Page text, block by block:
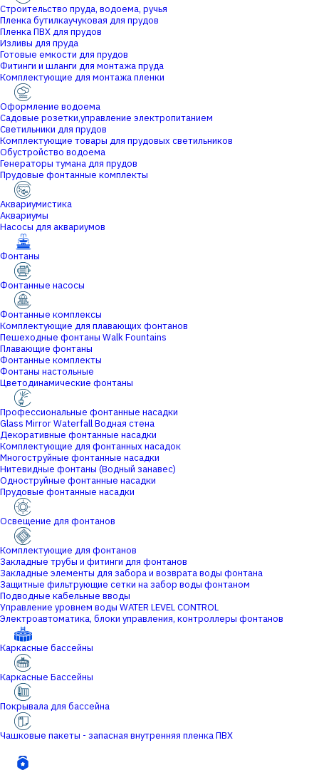
Строительство пруда, водоема, ручья
Пленка бутилкаучуковая для прудов
Пленка ПВХ для прудов
Изливы для пруда
Готовые емкости для прудов
Фитинги и шланги для монтажа пруда
Комплектующие для монтажа пленки
Оформление водоема
Садовые розетки,управление электропитанием
Светильники для прудов
Комплектующие товары для прудовых светильников
Обустройство водоема
Генераторы тумана для прудов
Прудовые фонтанные комплекты
Аквариумистика
Аквариумы
Насосы для аквариумов
Фонтаны
Фонтанные насосы
Фонтанные комплексы
Комплектующие для плавающих фонтанов
Пешеходные фонтаны Walk Fountains
Плавающие фонтаны
Фонтанные комплекты
Фонтаны настольные
Цветодинамические фонтаны
Профессиональные фонтанные насадки
Glass Mirror Waterfall Водная стена
Декоративные фонтанные насадки
Комплектующие для фонтанных насадок
Многоструйные фонтанные насадки
Нитевидные фонтаны (Водный занавес)
Одноструйные фонтанные насадки
Прудовые фонтанные насадки
Освещение для фонтанов
Комплектующие для фонтанов
Закладные трубы и фитинги для фонтанов
Закладные элементы для забора и возврата воды фонтана
Защитные фильтрующие сетки на забор воды фонтаном
Подводные кабельные вводы
Управление уровнем воды WATER LEVEL CONTROL
Электроавтоматика, блоки управления, контроллеры фонтанов
Каркасные бассейны
Каркасные Бассейны
Покрывала для бассейна
Чашковые пакеты - запасная внутренняя пленка ПВХ